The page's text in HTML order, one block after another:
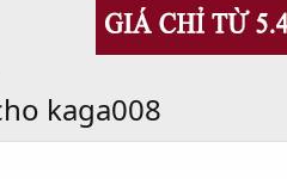
kaga008